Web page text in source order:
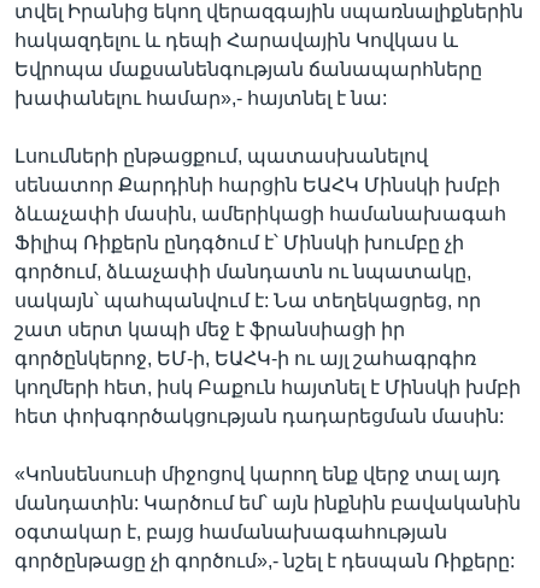
տվել Իրանից եկող վերազգային սպառնալիքներին
հակազդելու և դեպի Հարավային Կովկաս և
Եվրոպա մաքսանենգության ճանապարհները
խափանելու համար»,- հայտնել է նա:
Լսումների ընթացքում, պատասխանելով
սենատոր Քարդինի հարցին ԵԱՀԿ Մինսկի խմբի
ձևաչափի մասին, ամերիկացի համանախագահ
Ֆիլիպ Ռիքերն ընդգծում է՝ Մինսկի խումբը չի
գործում, ձևաչափի մանդատն ու նպատակը,
սակայն՝ պահպանվում է: Նա տեղեկացրեց, որ
շատ սերտ կապի մեջ է ֆրանսիացի իր
գործընկերոջ, ԵՄ-ի, ԵԱՀԿ-ի ու այլ շահագրգիռ
կողմերի հետ, իսկ Բաքուն հայտնել է Մինսկի խմբի
հետ փոխգործակցության դադարեցման մասին:
«Կոնսենսուսի միջոցով կարող ենք վերջ տալ այդ
մանդատին: Կարծում եմ՝ այն ինքնին բավականին
օգտակար է, բայց համանախագահության
գործընթացը չի գործում»,- նշել է դեսպան Ռիքերը: